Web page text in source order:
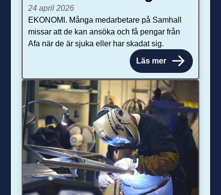
24 april 2026
EKONOMI. Många medarbetare på Samhall
missar att de kan ansöka och få pengar från
Afa när de är sjuka eller har skadat sig.
Läs mer